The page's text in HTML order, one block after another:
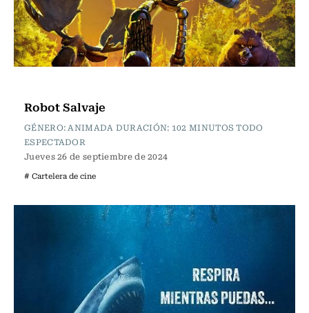
Robot Salvaje
GÉNERO: ANIMADA DURACIÓN: 102 MINUTOS TODO
ESPECTADOR
Jueves 26 de septiembre de 2024
# Cartelera de cine